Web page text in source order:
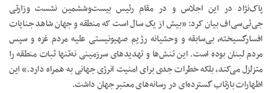
پاک‌نژاد در این اجلاس و در مقام رئیس بیست‌وششمین نشست وزارتی
جی‌ئی‌سی‌اف بیان کرد: «بیش از یک سال است که منطقه و جهان شاهد جنایات
افسارگسیخته، بی‌سابقه و وحشیانه رژیم صهیونیستی علیه مردم غزه و سپس
مردم لبنان بوده است. این تنش‌ها و تهدیدهای سرزمینی نه‌تنها ثبات منطقه را
متزلزل می‌کند، بلکه خطرات جدی برای امنیت انرژی جهانی به همراه دارد.» این
اظهارات بازتاب گسترده‌ای در رسانه‌های معتبر جهان داشت.